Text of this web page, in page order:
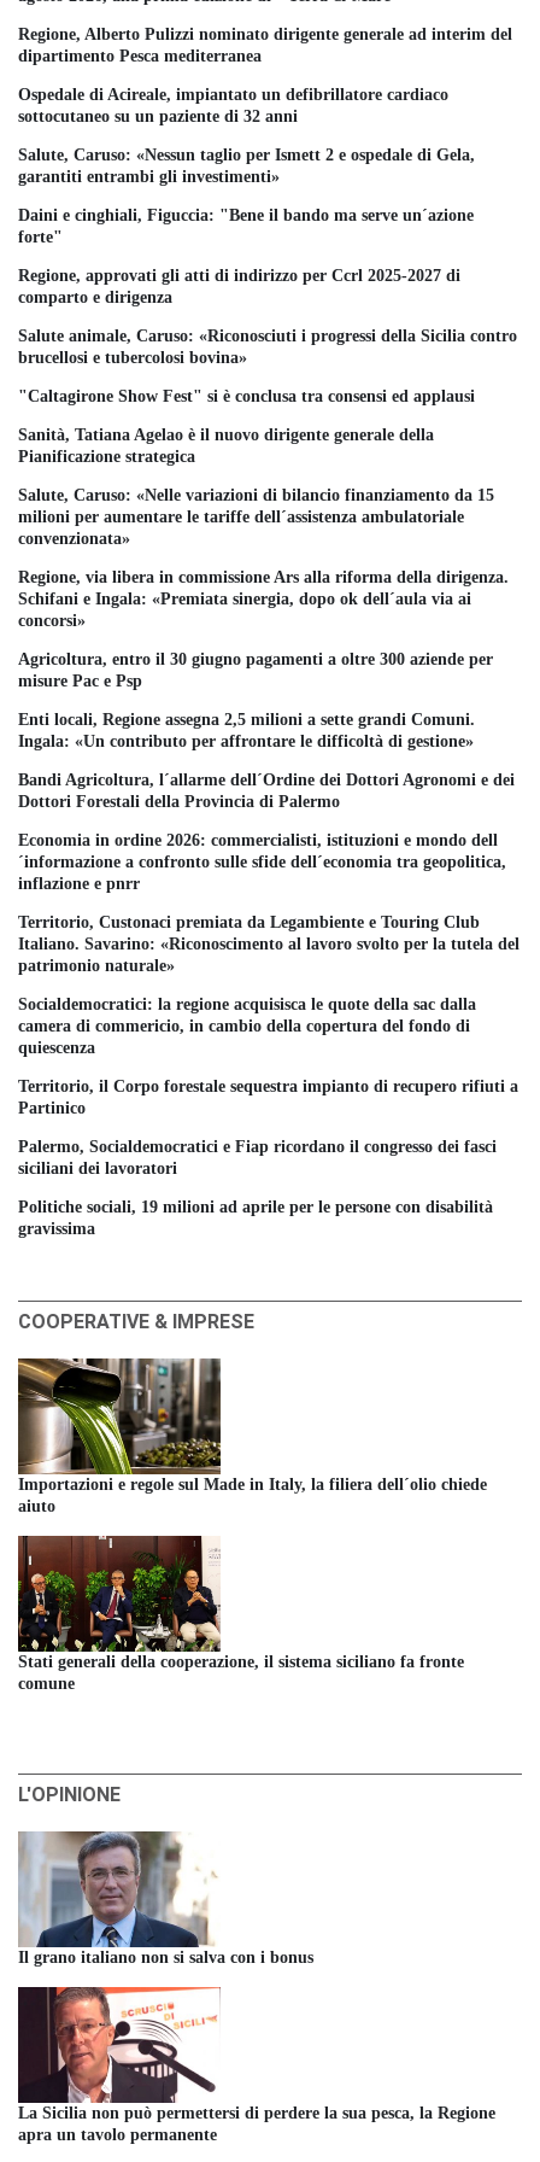
Regione, Alberto Pulizzi nominato dirigente generale ad interim del
dipartimento Pesca mediterranea
Ospedale di Acireale, impiantato un defibrillatore cardiaco
sottocutaneo su un paziente di 32 anni
Salute, Caruso: «Nessun taglio per Ismett 2 e ospedale di Gela,
garantiti entrambi gli investimenti»
Daini e cinghiali, Figuccia: "Bene il bando ma serve un´azione
forte"
Regione, approvati gli atti di indirizzo per Ccrl 2025-2027 di
comparto e dirigenza
Salute animale, Caruso: «Riconosciuti i progressi della Sicilia contro
brucellosi e tubercolosi bovina»
"Caltagirone Show Fest" si è conclusa tra consensi ed applausi
Sanità, Tatiana Agelao è il nuovo dirigente generale della
Pianificazione strategica
Salute, Caruso: «Nelle variazioni di bilancio finanziamento da 15
milioni per aumentare le tariffe dell´assistenza ambulatoriale
convenzionata»
Regione, via libera in commissione Ars alla riforma della dirigenza.
Schifani e Ingala: «Premiata sinergia, dopo ok dell´aula via ai
concorsi»
Agricoltura, entro il 30 giugno pagamenti a oltre 300 aziende per
misure Pac e Psp
Enti locali, Regione assegna 2,5 milioni a sette grandi Comuni.
Ingala: «Un contributo per affrontare le difficoltà di gestione»
Bandi Agricoltura, l´allarme dell´Ordine dei Dottori Agronomi e dei
Dottori Forestali della Provincia di Palermo
Economia in ordine 2026: commercialisti, istituzioni e mondo dell
´informazione a confronto sulle sfide dell´economia tra geopolitica,
inflazione e pnrr
Territorio, Custonaci premiata da Legambiente e Touring Club
Italiano. Savarino: «Riconoscimento al lavoro svolto per la tutela del
patrimonio naturale»
Socialdemocratici: la regione acquisisca le quote della sac dalla
camera di commericio, in cambio della copertura del fondo di
quiescenza
Territorio, il Corpo forestale sequestra impianto di recupero rifiuti a
Partinico
Palermo, Socialdemocratici e Fiap ricordano il congresso dei fasci
siciliani dei lavoratori
Politiche sociali, 19 milioni ad aprile per le persone con disabilità
gravissima
COOPERATIVE & IMPRESE
Importazioni e regole sul Made in Italy, la filiera dell´olio chiede
aiuto
Stati generali della cooperazione, il sistema siciliano fa fronte
comune
L'OPINIONE
Il grano italiano non si salva con i bonus
La Sicilia non può permettersi di perdere la sua pesca, la Regione
apra un tavolo permanente